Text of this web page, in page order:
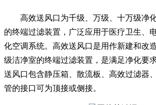
高效送风口为千级、万级、十万级净
的终端过滤装置，广泛应用于医疗卫生、
化空调系统。高效送风口是用作新建和改
级洁净室的终端过滤装置，是满足净化要
送风口包含静压箱、散流板、高效过滤器
管的接口可为顶接或侧接。